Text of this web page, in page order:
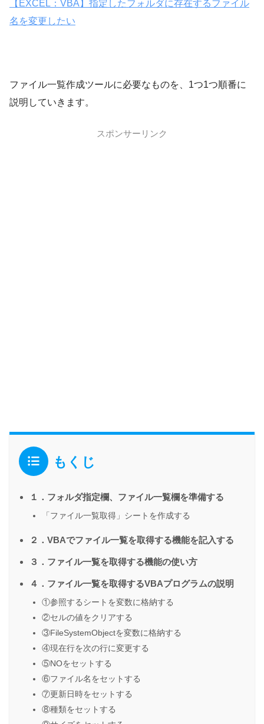
【EXCEL：VBA】指定したフォルダに存在するファイル
名を変更したい
ファイル一覧作成ツールに必要なものを、1つ1つ順番に
説明していきます。
スポンサーリンク
もくじ
１．フォルダ指定欄、ファイル一覧欄を準備する
「ファイル一覧取得」シートを作成する
２．VBAでファイル一覧を取得する機能を記入する
３．ファイル一覧を取得する機能の使い方
４．ファイル一覧を取得するVBAプログラムの説明
①参照するシートを変数に格納する
②セルの値をクリアする
③FileSystemObjectを変数に格納する
④現在行を次の行に変更する
⑤NOをセットする
⑥ファイル名をセットする
⑦更新日時をセットする
⑧種類をセットする